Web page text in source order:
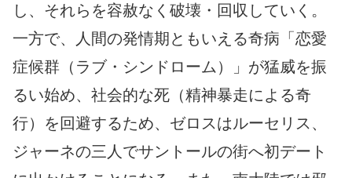
し、それらを容赦なく破壊・回収していく。
一方で、人間の発情期ともいえる奇病「恋愛
症候群（ラブ・シンドローム）」が猛威を振
るい始め、社会的な死（精神暴走による奇
行）を回避するため、ゼロスはルーセリス、
ジャーネの三人でサントールの街へ初デート